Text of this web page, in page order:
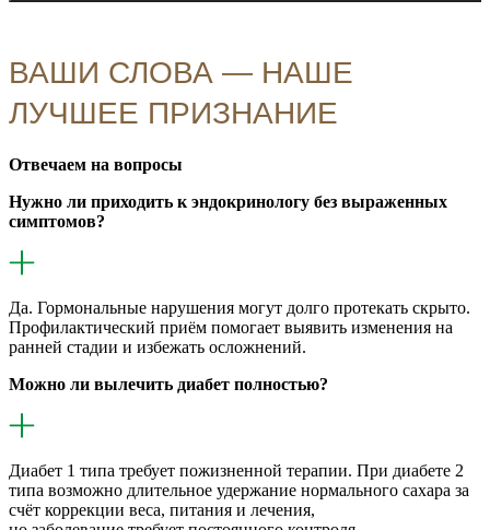
ВАШИ СЛОВА — НАШЕ
ЛУЧШЕЕ ПРИЗНАНИЕ
Отвечаем на вопросы
Нужно ли приходить к эндокринологу без выраженных
симптомов?
Да. Гормональные нарушения могут долго протекать скрыто.
Профилактический приём помогает выявить изменения на
ранней стадии и избежать осложнений.
Можно ли вылечить диабет полностью?
Диабет 1 типа требует пожизненной терапии. При диабете 2
типа возможно длительное удержание нормального сахара за
счёт коррекции веса, питания и лечения,